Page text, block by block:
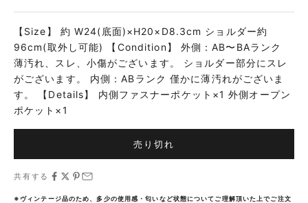
【Size】 約 W24(底面)×H20×D8.3cm ショルダー約
96cm(取外し可能) 【Condition】 外側：AB〜BAランク
薄汚れ、スレ、小傷がございます。 ショルダー部分にスレ
がございます。 内側：ABランク 僅かに薄汚れがございま
す。 【Details】 内側ファスナーポケット×1 外側オープン
ポケット×1
売り切れ
共有する
※ヴィンテージ品のため、多少の使用感・匂いなど状態についてご理解頂いた上でご注文